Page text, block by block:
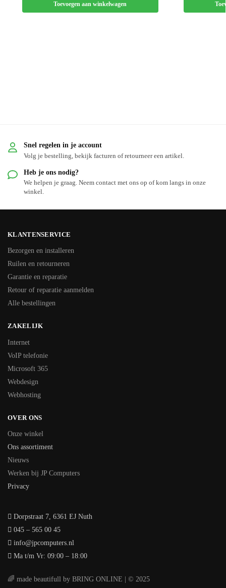
Toevoegen aan winkelwagen
Snel regelen in je account
Volg je bestelling, bekijk facturen of retourneer een artikel.
Heb je ons nodig?
We helpen je graag. Neem contact met ons op of kom langs in onze
winkel.
KLANTENSERVICE
Bezorgen en installeren
Ruilen en retourneren
Garantie en reparatie
Retour of reparatie aanmelden
Alle bestellingen
ZAKELIJK
Internet
VoIP telefonie
Microsoft 365
Webdesign
Webhosting
OVER ONS
Onze winkel
Ons assortiment
Nieuws
Werken bij JP Computers
Privacy
Dorpstraat 7, 6361 EJ Nuth
045 – 565 00 45
info@jpcomputers.nl
Ma t/m Vr: 09:00 – 18:00
🌈 made beautifull by BRING ONLINE | © 2025